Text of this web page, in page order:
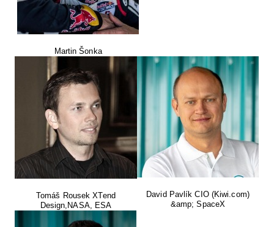
Martin Šonka
Tomáš Rousek XTend
Design,NASA, ESA
David Pavlík CIO (Kiwi.com)
&amp; SpaceX